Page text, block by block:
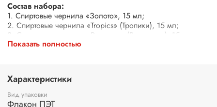
Состав набора:
1. Спиртовые чернила «Золото», 15 мл;
2. Спиртовые чернила «Tropics» (Тропики), 15 мл;
3. Спиртовые чернила «Romance» (Романтика), 15 мл;
4. Спиртовые чернила «Baikal» (Байкал), 15 мл;
7. Разбавитель для спиртовых чернил, 50 мл;
8. Пипетка 3 мл, 1 шт.
Спиртовые чернила (алкогольные чернила) - это
Показать полностью
Характеристики
Вид упаковки
Флакон ПЭТ